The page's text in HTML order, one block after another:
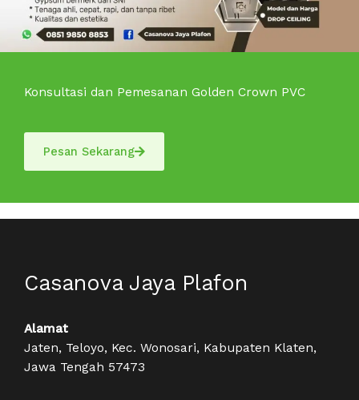
Konsultasi dan Pemesanan Golden Crown PVC
Pesan Sekarang
Casanova Jaya Plafon
Alamat
Jaten, Teloyo, Kec. Wonosari, Kabupaten Klaten,
Jawa Tengah 57473